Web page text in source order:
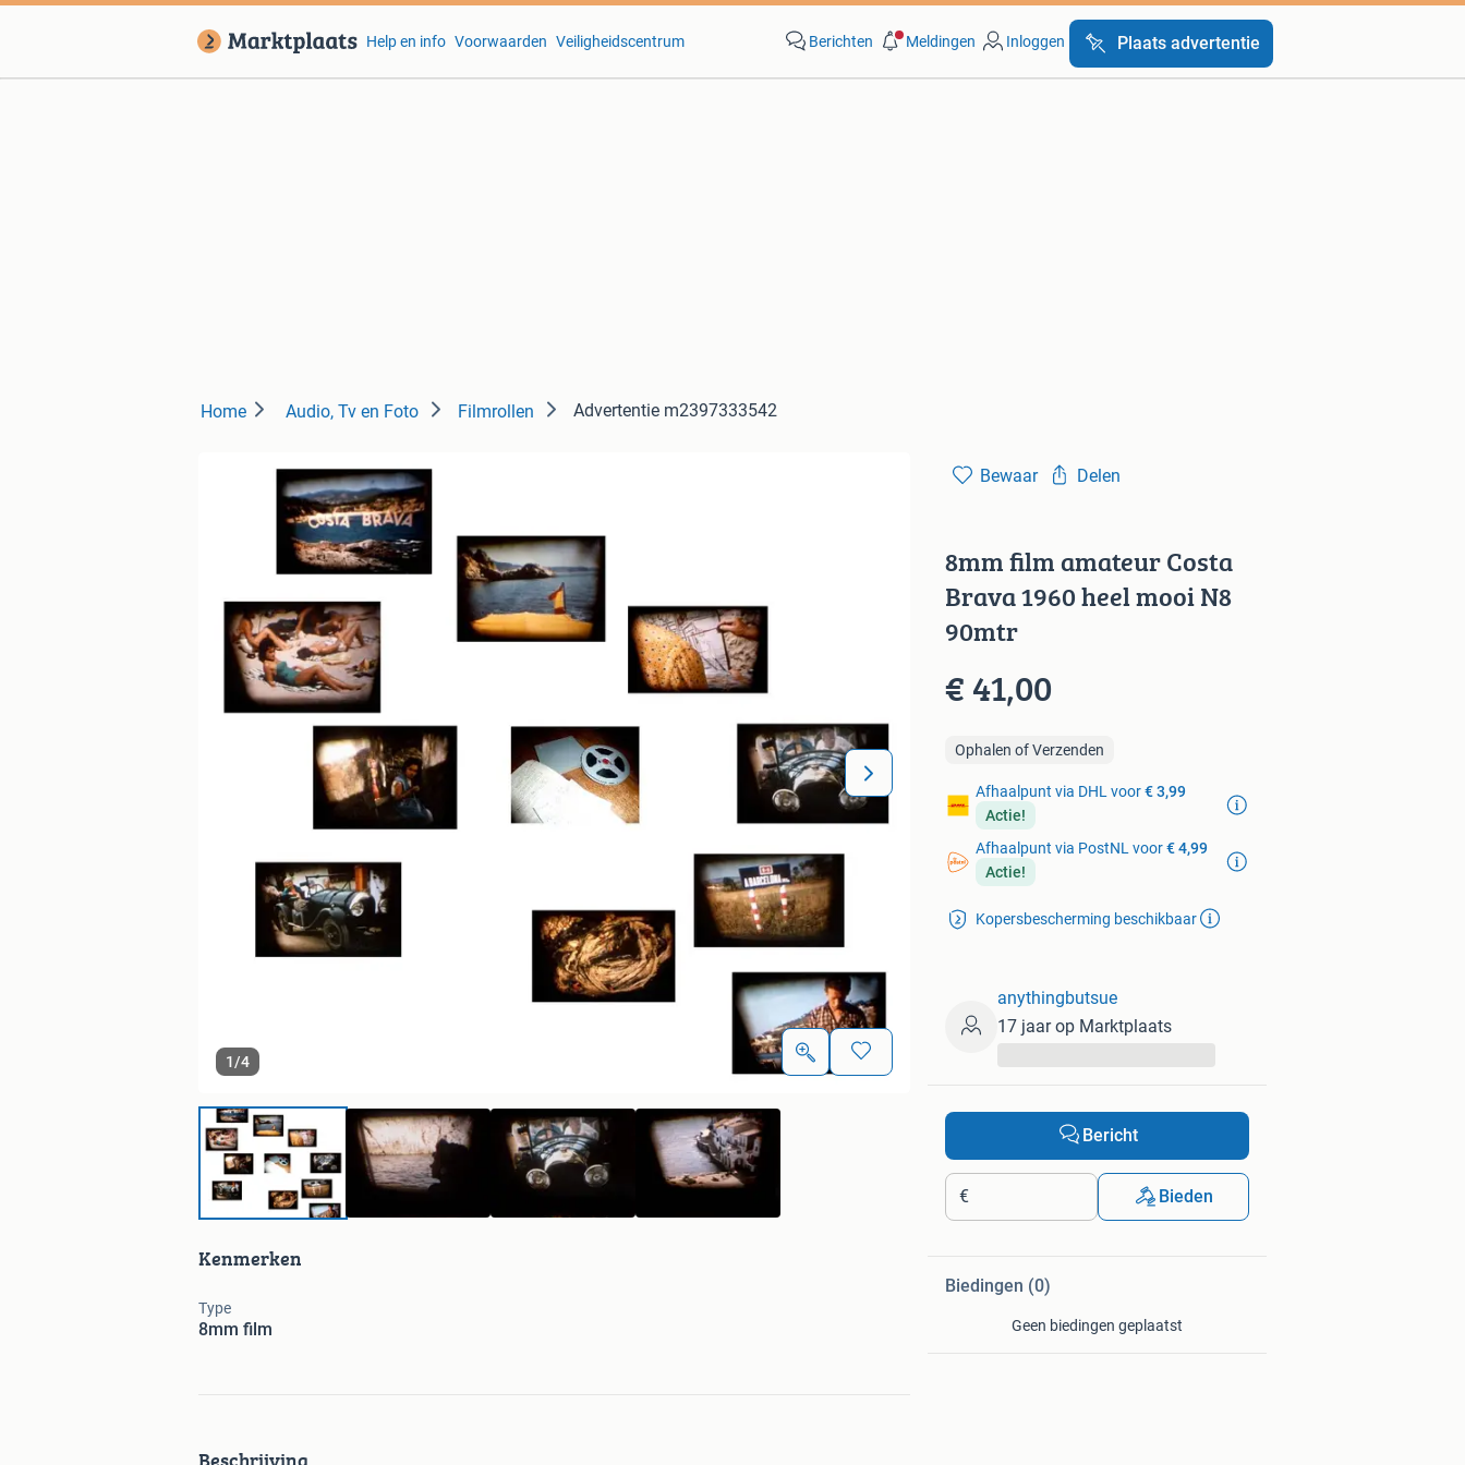
Help en info Voorwaarden Veiligheidscentrum Berichten Meldingen Inloggen Plaats advertentie
Home Audio, Tv en Foto Filmrollen Advertentie m2397333542
1/4
Kenmerken
Type
8mm film
Bewaar Delen
8mm film amateur Costa
Brava 1960 heel mooi N8
90mtr
€ 41,00
Ophalen of Verzenden
Afhaalpunt via DHL voor€ 3,99
Actie!
Afhaalpunt via PostNL voor€ 4,99
Actie!
Kopersbescherming beschikbaar
anythingbutsue
17 jaar op Marktplaats
Bericht
€ Bieden
Biedingen (0)
Geen biedingen geplaatst